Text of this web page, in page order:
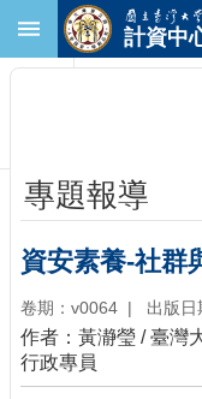
跳到主要內容區塊
首
頁
臺
大
首
頁
計
中
計資中
專題報導
資安素養-社群
卷期：v0064 出版
作者：黃瀞瑩 / 臺灣
行政專員